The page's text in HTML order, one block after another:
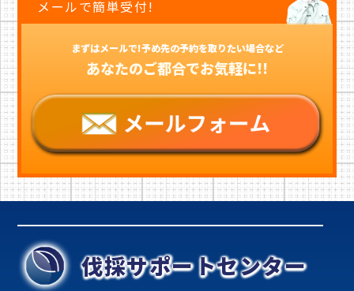
メールで簡単受付!
まずはメールで!予め先の予約を取りたい場合など
あなたのご都合でお気軽に!!
伐採サポートセンター